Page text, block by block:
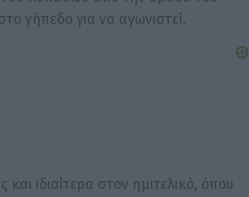
γήπεδο για να αγωνιστεί.
ιδιαίτερα στον ημιτελικό, όπου